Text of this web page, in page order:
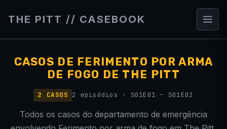
THE PITT // CASEBOOK
CASOS DE FERIMENTO POR ARMA
DE FOGO DE THE PITT
2 CASOS 2 episódios · S01E01 – S01E02
Todos os casos do departamento de emergência